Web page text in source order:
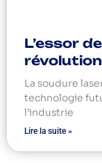
L’essor
La soudure
technologie
l’industrie
Lire la suite »